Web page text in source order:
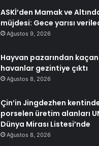
ASKİ’den Mamak ve
müjdesi: Gece yarısı
Ağustos 9, 2026
Hayvan pazarından
havanlar gezintiye çıktı
Ağustos 8, 2026
Çin’in Jingdezhen
porselen üretim alanları
Dünya Mirası Listesi’nde
Ağustos 8, 2026